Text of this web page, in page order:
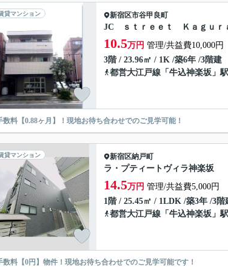
貸マンション 新宿区市谷甲良町
JC ｓｔｒｅｅｔ Ｋａｇｕｒ
10.5万円 管理/共益費10,000円
3階 / 23.96㎡ / 1K /築6年 /3階建
都営大江戸線 「 牛込神楽坂 」
数料【0.88ヶ月】！現地お待ち合わせでのご見学可能！
貸マンション 新宿区納戸町
ラ・プティートヴィラ神楽坂
14.5万円 管理/共益費5,000円
1階 / 25.45㎡ / 1LDK /築3年 /3階
都営大江戸線 「 牛込神楽坂 」
数料【0円】物件！現地お待ち合わせでのご見学可能です！